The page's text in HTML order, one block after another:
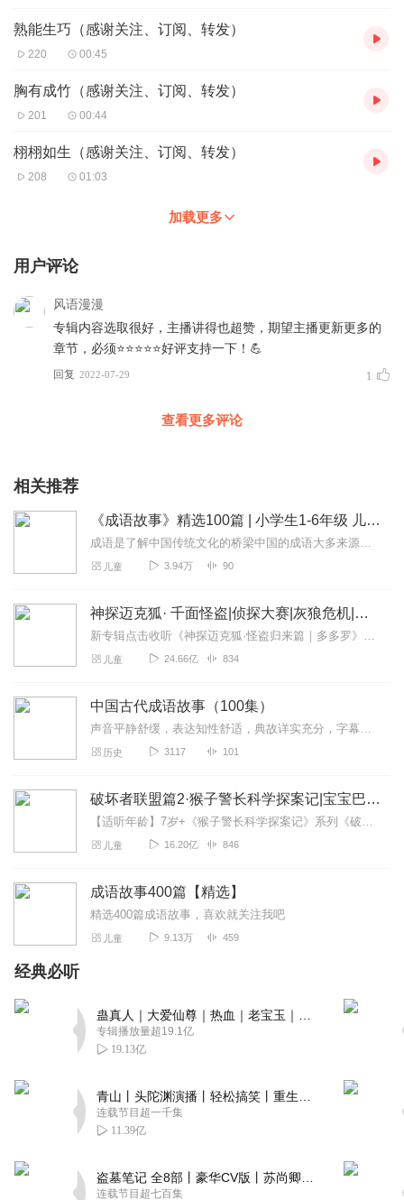
熟能生巧（感谢关注、订阅、转发）
220 00:45
胸有成竹（感谢关注、订阅、转发）
201 00:44
栩栩如生（感谢关注、订阅、转发）
208 01:03
加载更多
用户评论
风语漫漫
专辑内容选取很好，主播讲得也超赞，期望主播更新更多的
章节，必须⭐️⭐️⭐️⭐️⭐️好评支持一下！💪
回复 2022-07-29 1
查看更多评论
相关推荐
《成语故事》精选100篇 | 小学生1-6年级 儿童课外读物
成语是了解中国传统文化的桥梁中国的成语大多来源于寓言神话、历史典故、民间故事，这些形式短小的固定词组承载着许多的传统文化。孩子通过学习成语，能够了解到中国的历史...
儿童 3.94万 90
神探迈克狐· 千面怪盗|侦探大赛|灰狼危机|多多罗
新专辑点击收听《神探迈克狐·怪盗归来篇｜多多罗》！！！>>>点击进入主播橱窗购买《神探迈克狐》系列图书吧!<<<多多罗故事【点击前往】收听多多罗其他好玩有趣的故...
儿童 24.66亿 834
中国古代成语故事（100集）
声音平静舒缓，表达知性舒适，典故详实充分，字幕工整规范，生僻字校准精确，适合当作少儿教材使用。
历史 3117 101
破坏者联盟篇2·猴子警长科学探案记|宝宝巴士故事
【适听年龄】7岁+《猴子警长科学探案记》系列《破坏者联盟篇1·猴子警长科学探案记》>>>《破坏者联盟篇2·猴子警长科学探案记》>>>《破坏者联盟篇3·猴子警长科...
儿童 16.20亿 846
成语故事400篇【精选】
精选400篇成语故事，喜欢就关注我吧
儿童 9.13万 459
经典必听
专辑播放量超19.1亿
19.13亿
连载节目超一千集
11.39亿
连载节目超七百集